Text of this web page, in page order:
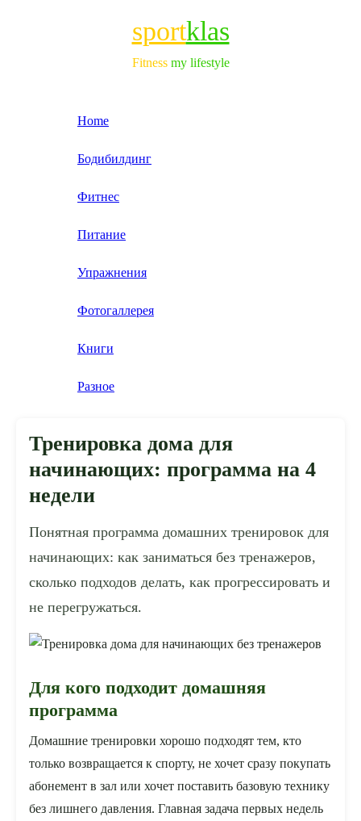
sportklas
Fitnessmy lifestyle
Home
Бодибилдинг
Фитнес
Питание
Упражнения
Фотогаллерея
Книги
Разное
Тренировка дома для
начинающих: программа на 4
недели
Понятная программа домашних тренировок для
начинающих: как заниматься без тренажеров,
сколько подходов делать, как прогрессировать и
не перегружаться.
Для кого подходит домашняя
программа
Домашние тренировки хорошо подходят тем, кто
только возвращается к спорту, не хочет сразу покупать
абонемент в зал или хочет поставить базовую технику
без лишнего давления. Главная задача первых недель